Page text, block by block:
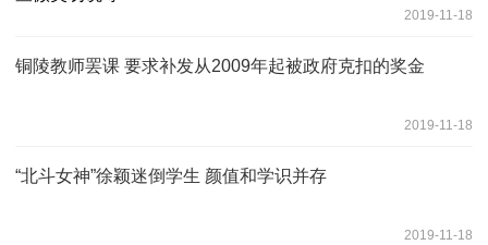
2019-11-18
铜陵教师罢课 要求补发从2009年起被政府克扣的奖金
2019-11-18
“北斗女神”徐颖迷倒学生 颜值和学识并存
2019-11-18